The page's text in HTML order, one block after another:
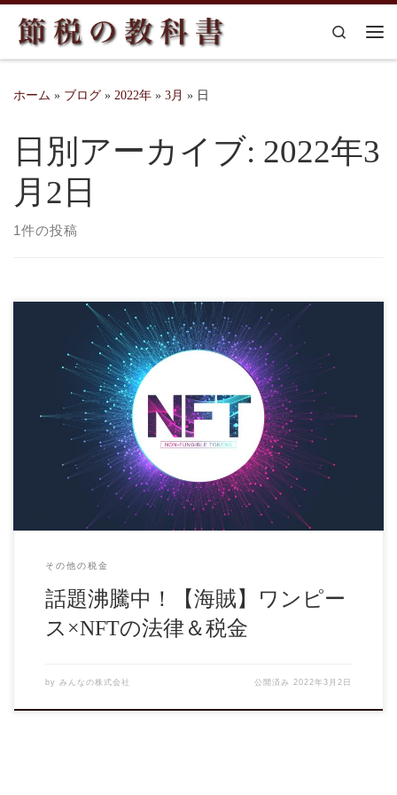
コンテンツへスキップ
Search
ホーム » ブログ » 2022年 » 3月 » 日
日別アーカイブ: 2022年3
月2日
1件の投稿
2021年9月25日に、週刊少年ジャンプを出版する集英社が、
マンガアート販売事業「集英社マンガアー […]
その他の税金
話題沸騰中！【海賊】ワンピー
ス×NFTの法律＆税金
by みんなの株式会社 公開済み 2022年3月2日